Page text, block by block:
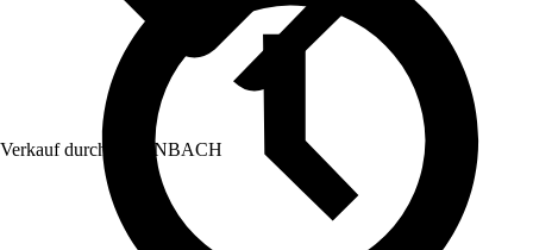
Verkauf durch: HORNBACH